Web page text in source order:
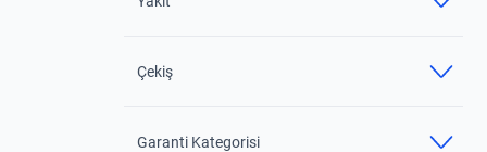
Çekiş
Garanti Kategorisi